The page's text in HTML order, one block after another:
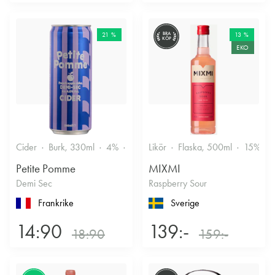
21 %
Cider Burk, 330ml 4% Torr/halvtorr
Petite Pomme
Demi Sec
Frankrike
14:90 18:90
BRA
KÖP
13 %
EKO
Likör Flaska, 500ml 15%
MIXMI
Raspberry Sour
Sverige
139:- 159:-